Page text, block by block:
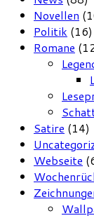
Novellen
Politik (16)
Romane
Satire (14)
Webseite